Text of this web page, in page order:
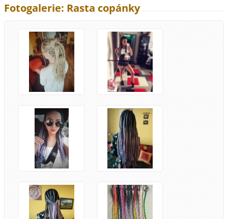
Fotogalerie: Rasta copánky